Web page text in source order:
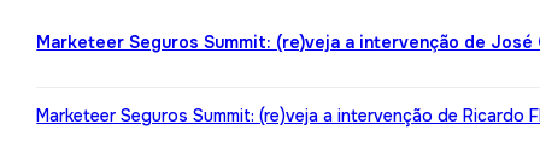
Marketeer Seguros Summit: (re)veja a intervenção de
Marketeer Seguros Summit: (re)veja a intervenção de Ricardo